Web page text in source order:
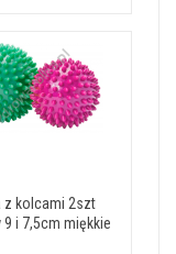
z kolcami 2szt
i 7,5cm miękkie